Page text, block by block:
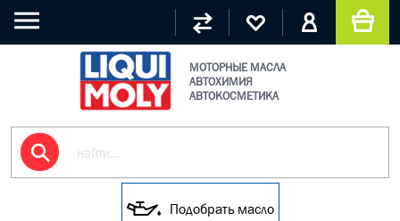
МОТОРНЫЕ МАСЛА
АВТОХИМИЯ
АВТОКОСМЕТИКА
Подобрать масло